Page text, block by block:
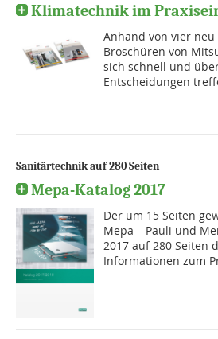
Klimatechnik im
Anhand von vier
Broschüren von
sich schnell und
Entscheidungen
Sanitärtechnik auf 280 Seiten
Mepa-Katalog 2017
Der um 15 Seiten
Mepa – Pauli und
2017 auf 280 Seiten
Informationen zum